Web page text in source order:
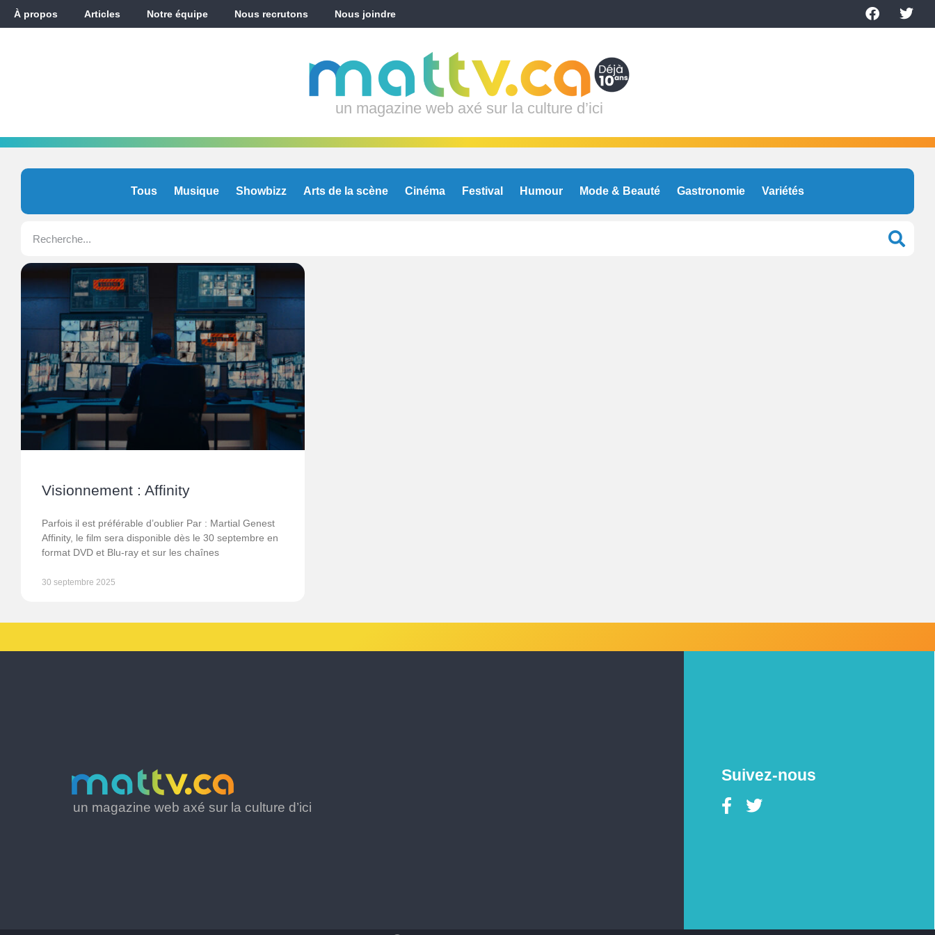
À propos Articles Notre équipe Nous recrutons Nous joindre
un magazine web axé sur la culture d’ici
Tous Musique Showbizz Arts de la scène Cinéma Festival Humour Mode & Beauté Gastronomie Variétés
Visionnement : Affinity
Parfois il est préférable d’oublier Par : Martial Genest
Affinity, le film sera disponible dès le 30 septembre en
format DVD et Blu-ray et sur les chaînes
30 septembre 2025
un magazine web axé sur la culture d’ici
Suivez-nous